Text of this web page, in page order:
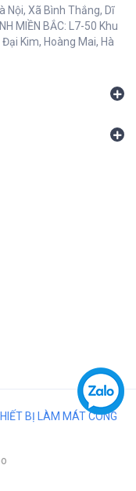
Nội, Xã Bình Thắng, Dĩ
MIỀN BẮC: L7-50 Khu
Kim, Hoàng Mai, Hà
BỊ LÀM MÁT CÔNG